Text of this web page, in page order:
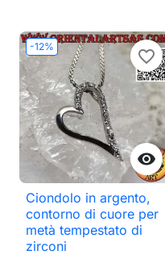
-12%

favorite_border
Ciondolo in argento,
contorno di cuore per
metà tempestato di
zirconi